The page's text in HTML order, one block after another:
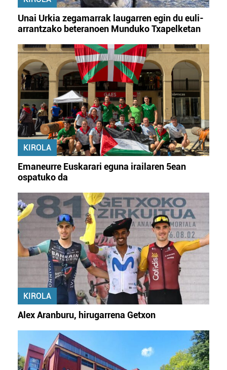
Unai Urkia zegamarrak laugarren egin du euli-
arrantzako beteranoen Munduko Txapelketan
KIROLA
Emaneurre Euskarari eguna irailaren 5ean
ospatuko da
KIROLA
Alex Aranburu, hirugarrena Getxon